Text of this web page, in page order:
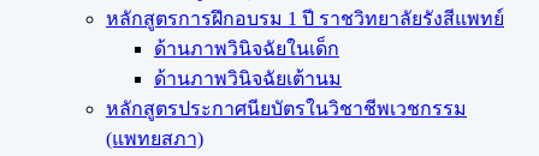
หลักสูตรการฝึกอบรม 1 ปี ราชวิทยาลัยรังสีแพทย์
ด้านภาพวินิจฉัยในเด็ก
ด้านภาพวินิจฉัยเต้านม
หลักสูตรประกาศนียบัตรในวิชาชีพเวชกรรม
(แพทยสภา)